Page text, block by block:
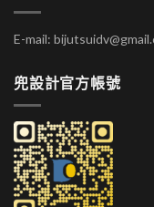
E-mail:
兜設計官方帳號